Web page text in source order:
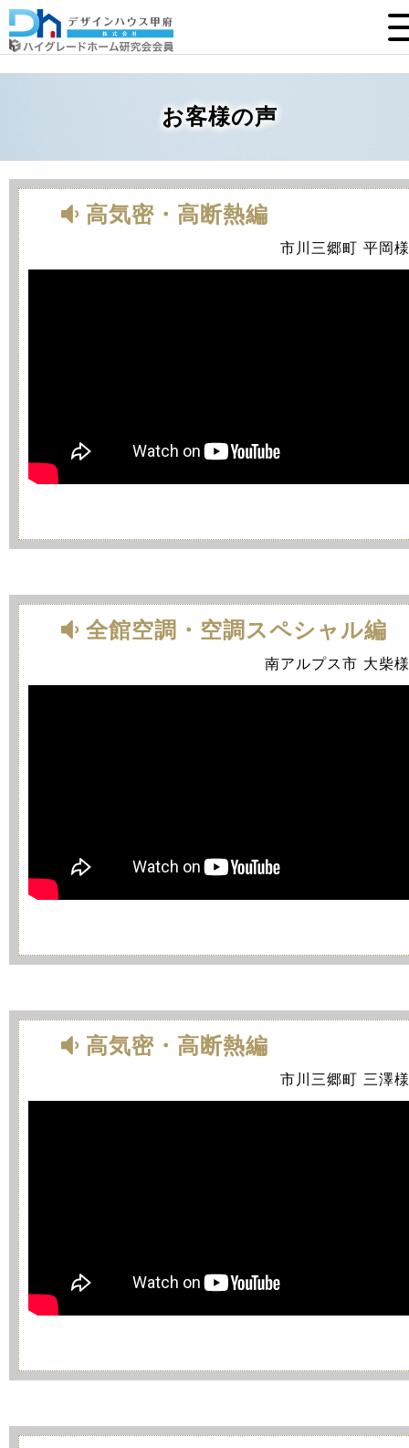
お客様の声
高気密・高断熱編
市川三郷町 平岡様
全館空調・空調スペシャル編
南アルプス市 大柴様
高気密・高断熱編
市川三郷町 三澤様